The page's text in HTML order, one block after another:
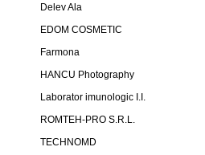
Delev Ala
EDOM COSMETIC
Farmona
HANCU Photography
Laborator imunologic I.I.
ROMTEH-PRO S.R.L.
TECHNOMD